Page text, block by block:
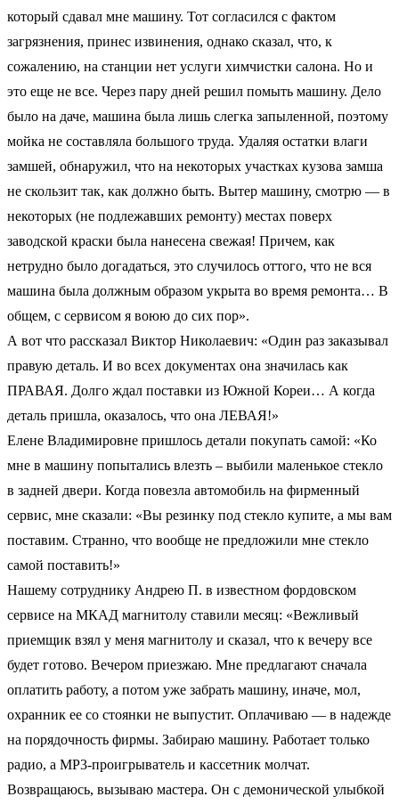
который сдавал мне машину. Тот согласился с фактом
загрязнения, принес извинения, однако сказал, что, к
сожалению, на станции нет услуги химчистки салона. Но и
это еще не все. Через пару дней решил помыть машину. Дело
было на даче, машина была лишь слегка запыленной, поэтому
мойка не составляла большого труда. Удаляя остатки влаги
замшей, обнаружил, что на некоторых участках кузова замша
не скользит так, как должно быть. Вытер машину, смотрю — в
некоторых (не подлежавших ремонту) местах поверх
заводской краски была нанесена свежая! Причем, как
нетрудно было догадаться, это случилось оттого, что не вся
машина была должным образом укрыта во время ремонта… В
общем, с сервисом я воюю до сих пор».
А вот что рассказал Виктор Николаевич: «Один раз заказывал
правую деталь. И во всех документах она значилась как
ПРАВАЯ. Долго ждал поставки из Южной Кореи… А когда
деталь пришла, оказалось, что она ЛЕВАЯ!»
Елене Владимировне пришлось детали покупать самой: «Ко
мне в машину попытались влезть – выбили маленькое стекло
в задней двери. Когда повезла автомобиль на фирменный
сервис, мне сказали: «Вы резинку под стекло купите, а мы вам
поставим. Странно, что вообще не предложили мне стекло
самой поставить!»
Нашему сотруднику Андрею П. в известном фордовском
сервисе на МКАД магнитолу ставили месяц: «Вежливый
приемщик взял у меня магнитолу и сказал, что к вечеру все
будет готово. Вечером приезжаю. Мне предлагают сначала
оплатить работу, а потом уже забрать машину, иначе, мол,
охранник ее со стоянки не выпустит. Оплачиваю — в надежде
на порядочность фирмы. Забираю машину. Работает только
радио, а MP3-проигрыватель и кассетник молчат.
Возвращаюсь, вызываю мастера. Он с демонической улыбкой